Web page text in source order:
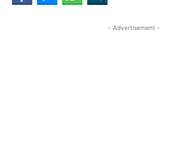
- Advertisement -